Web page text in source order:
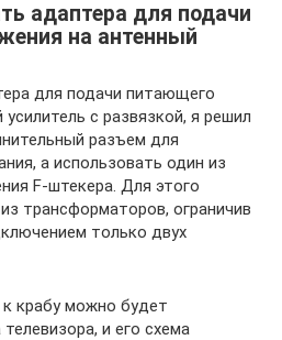
адаптера для подачи
на антенный
для подачи питающего
с развязкой, я решил
разъем для
а использовать один из
F-штекера. Для этого
трансформаторов, ограничив
только двух
к крабу можно будет
и его схема